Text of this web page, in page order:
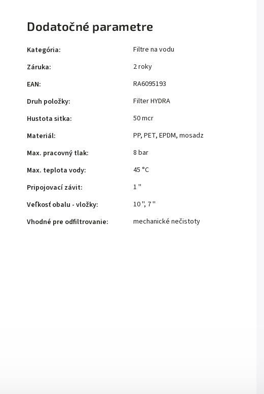
Dodatočné parametre
Kategória:
Filtre na vodu
Záruka:
2 roky
EAN:
RA6095193
Druh položky:
Filter HYDRA
Hustota sitka:
50 mcr
Materiál:
PP, PET, EPDM, mosadz
Max. pracovný tlak:
8 bar
Max. teplota vody:
45 °C
Pripojovací závit:
1 ''
Veľkosť obalu - vložky: 10 '', 7 ''
Vhodné pre odfiltrovanie: mechanické nečistoty